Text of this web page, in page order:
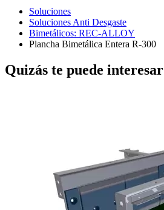
Soluciones
Soluciones Anti Desgaste
Bimetálicos: REC-ALLOY
Plancha Bimetálica Entera R-300
Quizás te puede interesar